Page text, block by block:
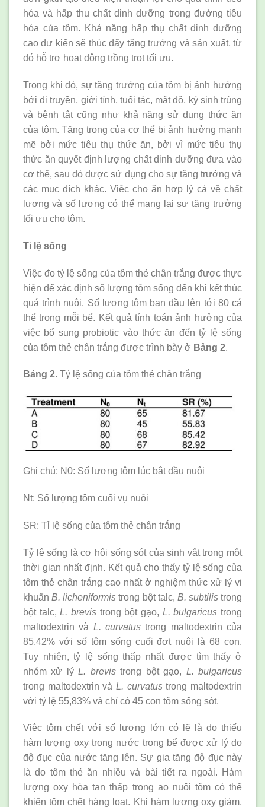
hóa và hấp thu chất dinh dưỡng trong đường tiêu
hóa của tôm. Khả năng hấp thụ chất dinh dưỡng
cao dự kiến ​​sẽ thúc đẩy tăng trưởng và sản xuất, từ
đó hỗ trợ hoạt động trồng trọt tối ưu.
Trong khi đó, sự tăng trưởng của tôm bị ảnh hưởng
bởi di truyền, giới tính, tuổi tác, mật độ, ký sinh trùng
và bệnh tật cũng như khả năng sử dụng thức ăn
của tôm. Tăng trọng của cơ thể bị ảnh hưởng mạnh
mẽ bởi mức tiêu thụ thức ăn, bởi vì mức tiêu thụ
thức ăn quyết định lượng chất dinh dưỡng đưa vào
cơ thể, sau đó được sử dụng cho sự tăng trưởng và
các mục đích khác. Việc cho ăn hợp lý cả về chất
lượng và số lượng có thể mang lại sự tăng trưởng
tối ưu cho tôm.
Tỉ lệ sống
Việc đo tỷ lệ sống của tôm thẻ chân trắng được thực
hiện để xác định số lượng tôm sống đến khi kết thúc
quá trình nuôi. Số lượng tôm ban đầu lên tới 80 cá
thể trong mỗi bể. Kết quả tính toán ảnh hưởng của
việc bổ sung probiotic vào thức ăn đến tỷ lệ sống
của tôm thẻ chân trắng được trình bày ở Bảng 2.
Bảng 2. Tỷ lệ sống của tôm thẻ chân trắng
Ghi chú: N0: Số lượng tôm lúc bắt đầu nuôi
Nt: Số lượng tôm cuối vụ nuôi
SR: Tỉ lệ sống của tôm thẻ chân trắng
Tỷ lệ sống là cơ hội sống sót của sinh vật trong một
thời gian nhất định. Kết quả cho thấy tỷ lệ sống của
tôm thẻ chân trắng cao nhất ở nghiệm thức xử lý vi
khuẩnB. licheniformis trong bột talc, B. subtilistrong
bột talc,L. brevis trong bột gạo, L. bulgaricus trong
maltodextrin và L. curvatustrong maltodextrin của
85,42% với số tôm sống cuối đợt nuôi là 68 con.
Tuy nhiên, tỷ lệ sống thấp nhất được tìm thấy ở
nhóm xử lýL. brevistrong bột gạo, L. bulgaricus
trong maltodextrin và L. curvatustrong maltodextrin
với tỷ lệ 55,83% và chỉ có 45 con tôm sống sót.
Việc tôm chết với số lượng lớn có lẽ là do thiếu
hàm lượng oxy trong nước trong bể được xử lý do
độ đục của nước tăng lên. Sự gia tăng độ đục này
là do tôm thẻ ăn nhiều và bài tiết ra ngoài. Hàm
lượng oxy hòa tan thấp trong ao nuôi tôm có thể
khiến tôm chết hàng loạt. Khi hàm lượng oxy giảm,